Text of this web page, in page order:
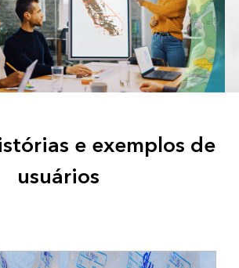
e exemplos de
usuários